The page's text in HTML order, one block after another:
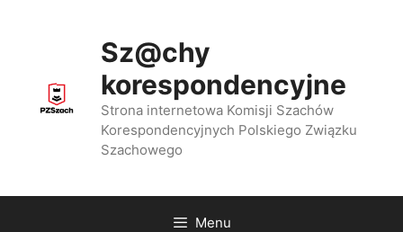
Sz@chy
korespondencyjne
Strona internetowa Komisji Szachów
Korespondencyjnych Polskiego Związku
Szachowego
Menu